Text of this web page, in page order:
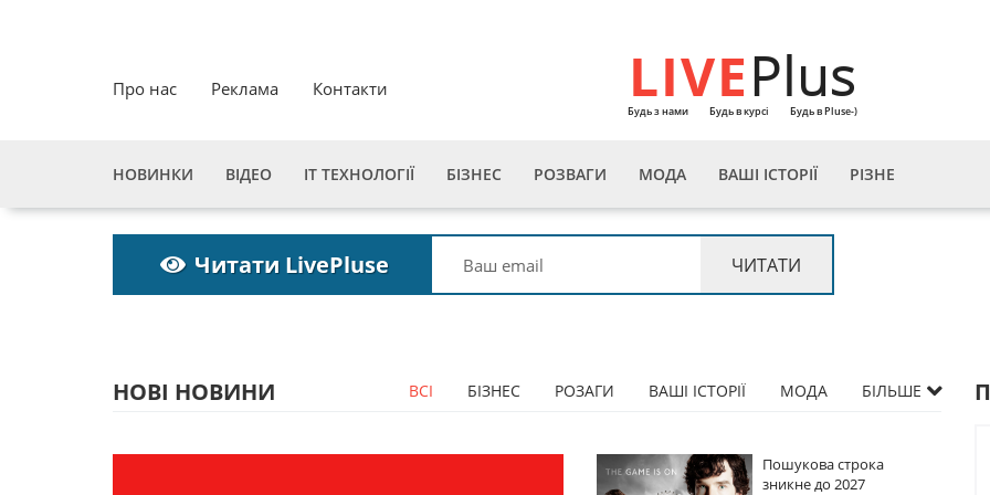
Про нас Реклама Контакти LIVEPlus
Будь з нами Будь в курсі Будь в Pluse-)
НОВИНКИ ВІДЕО ІТ ТЕХНОЛОГІЇ БІЗНЕС РОЗВАГИ МОДА ВАШІ ІСТОРІЇ РІЗНЕ
Читати LivePluse
НОВІ НОВИНИ ВСІ БІЗНЕС РОЗАГИ ВАШІ ІСТОРІЇ МОДА БІЛЬШЕ
Пошукова строка
Пошукова строка
зникне до 2027